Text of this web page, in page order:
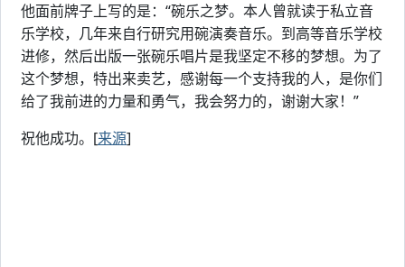
他面前牌子上写的是：“碗乐之梦。本人曾就读于私立音
乐学校，几年来自行研究用碗演奏音乐。到高等音乐学校
进修，然后出版一张碗乐唱片是我坚定不移的梦想。为了
这个梦想，特出来卖艺，感谢每一个支持我的人，是你们
给了我前进的力量和勇气，我会努力的，谢谢大家！”
祝他成功。[来源]